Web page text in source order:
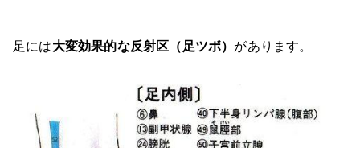
足には大変効果的な反射区（足ツボ） があります。